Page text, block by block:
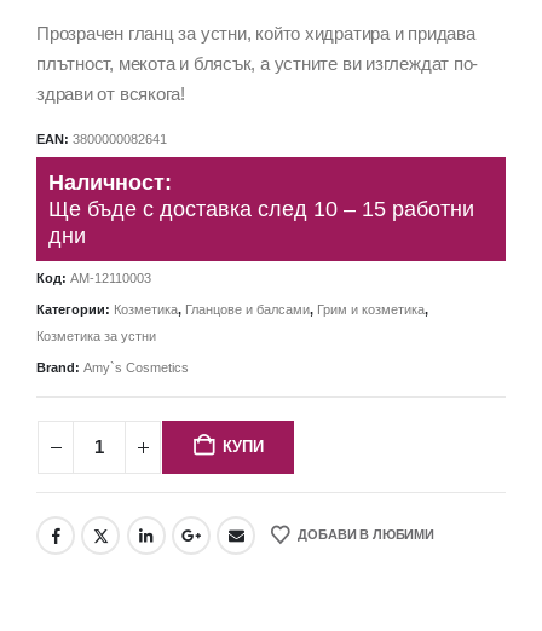
Прозрачен гланц за устни, който хидратира и придава
плътност, мекота и блясък, а устните ви изглеждат по-
здрави от всякога!
EAN: 3800000082641
Наличност:
Ще бъде с доставка след 10 – 15 работни
дни
Код: AM-12110003
Категории: Козметика, Гланцове и балсами, Грим и козметика,
Козметика за устни
Brand: Amy`s Cosmetics
КУПИ
ДОБАВИ В ЛЮБИМИ